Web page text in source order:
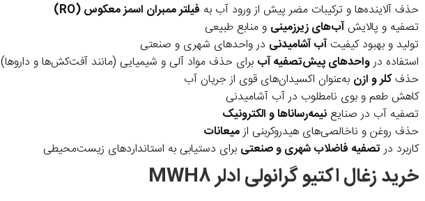
حذف آلاینده‌ها و ترکیبات مضر پیش از ورود آب به فیلتر ممبران اسمز معکوس (RO)
تصفیه و پالایشآب‌های زیرزمینی و منابع طبیعی
تولید و بهبود کیفیتآب آشامیدنی در واحدهای شهری و صنعتی
استفاده درواحدهای پیش‌تصفیه آب برای حذف مواد آلی و شیمیایی (مانند آفت‌کش‌ها و داروها)
حذفکلر و ازن به‌عنوان اکسیدان‌های قوی از جریان آب
کاهش طعم و بوی نامطلوب در آب آشامیدنی
تصفیه آب در صنایع نیمه‌رساناها و الکترونیک
حذف روغن و ناخالصی‌های هیدروکربنی ازمیعانات
کاربرد درتصفیه فاضلاب شهری و صنعتی برای دستیابی به استانداردهای زیست‌محیطی
خرید زغال اکتیو گرانولی ادلر MWH8